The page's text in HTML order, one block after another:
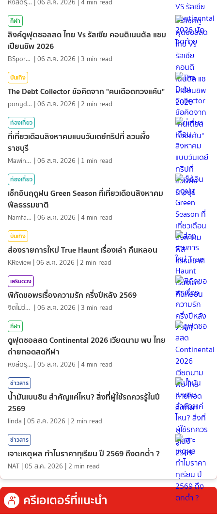
หงส์ดรุณ 06 ส.ค. 2026 4 min read
กีฬา
ลิงค์ดูฟุตซอลสด ไทย Vs รัสเซีย คอนติเนนตัล แชม
เปียนชิพ 2026
BSports8 |06 ส.ค. 2026 | 3 min read
บันเทิง
The Debt Collector ข้อคิดจาก "คนเดือดทวงแค้น"
ponydiary |06 ส.ค. 2026 | 2 min read
ท่องเที่ยว
ที่เที่ยวเดือนสิงหาคมแบบวันเดย์ทริปที่ สวนผึ้ง
ราชบุรี
MawinMatravel |06 ส.ค. 2026 | 1 min read
ท่องเที่ยว
เช็กอินฤดูฝน Green Season ที่เที่ยวเดือนสิงหาคม
ฟีลธรรมชาติ
NamfahPhupha |06 ส.ค. 2026 |4 min read
บันเทิง
ส่องรายการใหม่ True Haunt เรื่องเล่า คืนหลอน
KReview |06 ส.ค. 2026 | 2 min read
เสริมดวง
พิกัดขอพรเรื่องความรัก ครึ่งปีหลัง 2569
จิตไม่ว่าง |06 ส.ค. 2026 | 3 min read
กีฬา
ดูฟุตซอลสด Continental 2026 เวียดนาม พบ ไทย
ถ่ายทอดสดกีฬา
หงส์ดรุณ |05 ส.ค. 2026 |4 min read
ข่าวสาร
น้ำมันเบนซิน สำคัญแค่ไหน? สิ่งที่ผู้ใช้รถควรรู้ในปี
2569
linda |05 ส.ค. 2026 | 2 min read
ข่าวสาร
เจาะเหตุผล ทำไมราคาทุเรียน ปี 2569 ถึงตกต่ำ ?
NAT |05 ส.ค. 2026 | 2 min read
ครีเอเตอร์ที่แนะนำ